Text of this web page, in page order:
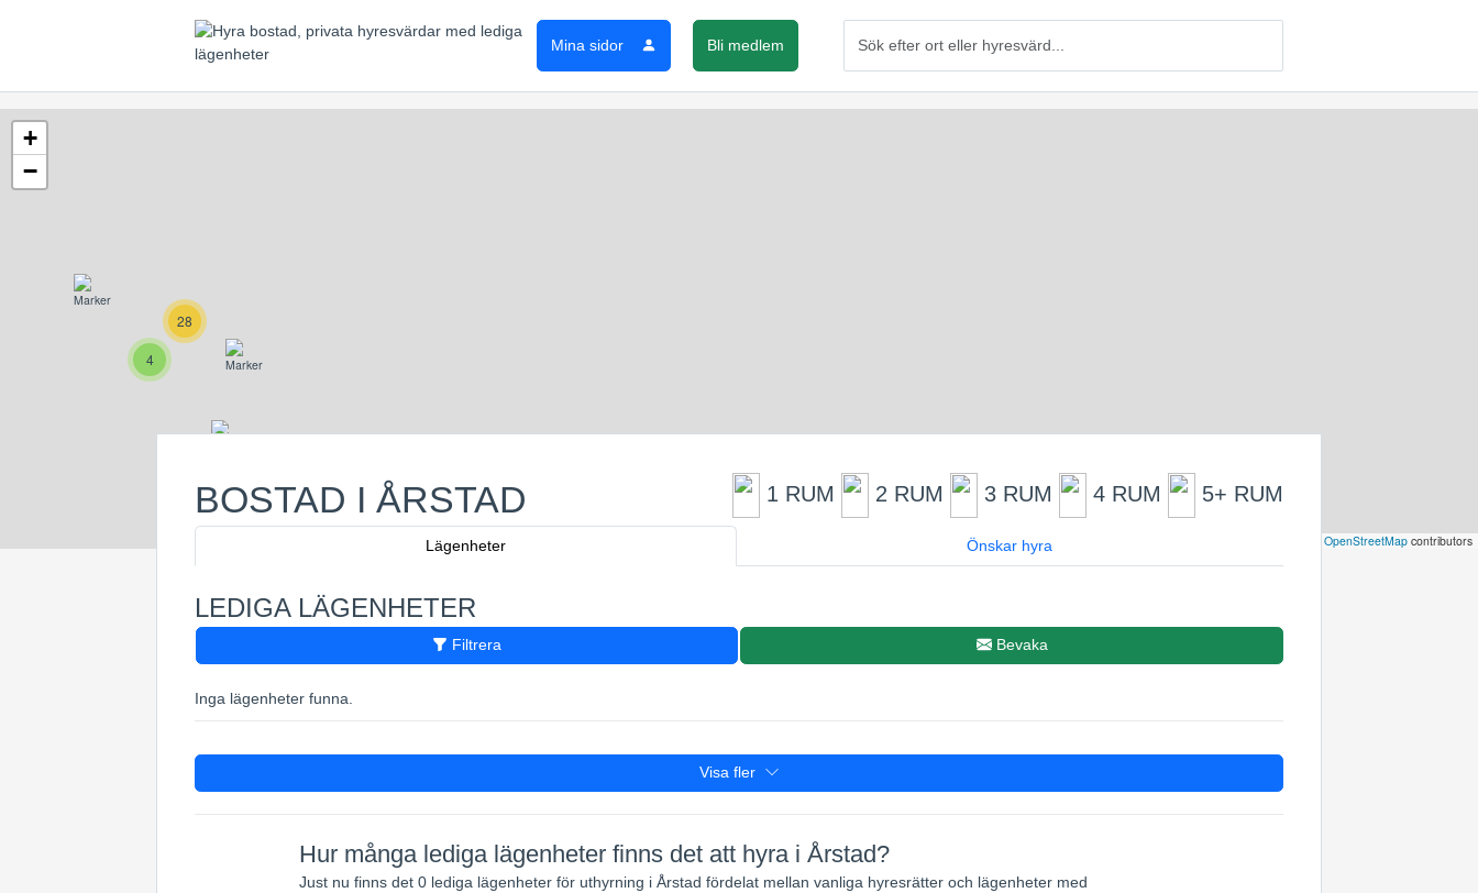
Mina sidor Bli medlem
28
4
+
−
OpenStreetMap contributors
1 RUM 2 RUM 3 RUM 4 RUM 5+ RUM
BOSTAD I ÅRSTAD
Lägenheter Önskar hyra
LEDIGA LÄGENHETER
Filtrera Bevaka
Inga lägenheter funna.
Visa fler
Hur många lediga lägenheter finns det att hyra i Årstad?
Just nu finns det 0 lediga lägenheter för uthyrning i Årstad fördelat mellan vanliga hyresrätter och lägenheter med